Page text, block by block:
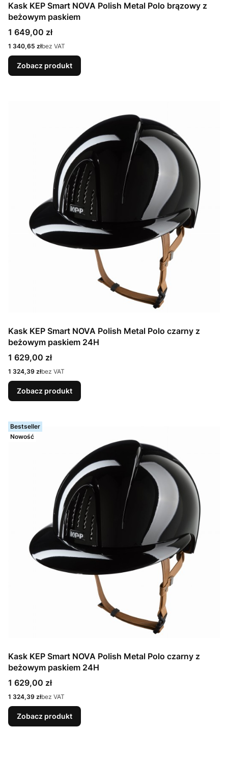
Kask KEP Smart NOVA Polish Metal Polo brązowy z
beżowym paskiem
Cena
1 649,00 zł
Cena
1 340,65 złbez VAT
Zobacz produkt
Kask KEP Smart NOVA Polish Metal Polo czarny z
beżowym paskiem 24H
Cena
1 629,00 zł
Cena
1 324,39 złbez VAT
Zobacz produkt
Bestseller
Nowość
Kask KEP Smart NOVA Polish Metal Polo czarny z
beżowym paskiem 24H
Cena
1 629,00 zł
Cena
1 324,39 złbez VAT
Zobacz produkt